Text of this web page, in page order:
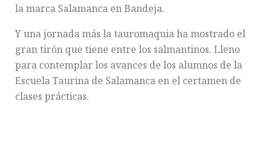
la marca Salamanca en Bandeja.
Y una jornada más la tauromaquia ha mostrado el
gran tirón que tiene entre los salmantinos. Lleno
para contemplar los avances de los alumnos de la
Escuela Taurina de Salamanca en el certamen de
clases prácticas.